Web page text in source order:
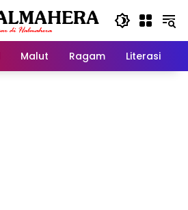
Malut Ragam Literasi